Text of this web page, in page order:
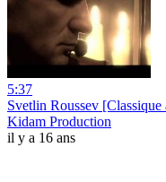
5:37
Svetlin Roussev [Classique
Kidam Production
il y a 16 ans